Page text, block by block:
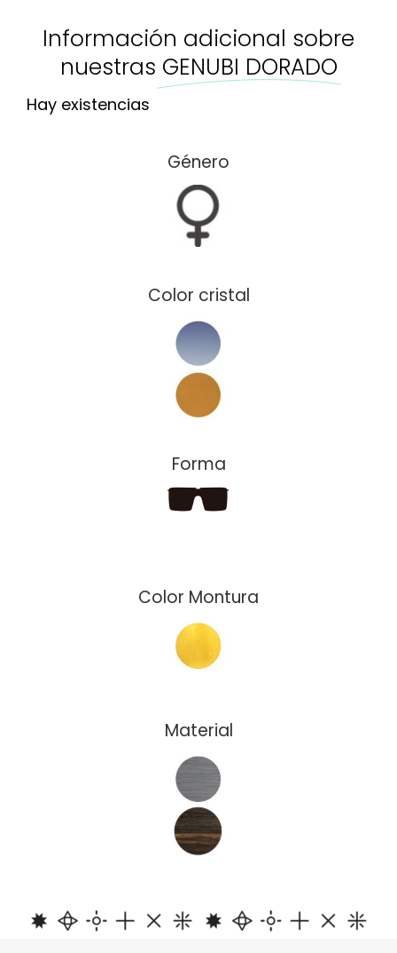
Información adicional sobre
nuestras GENUBI DORADO
Hay existencias
Género
Color cristal
Forma
Color Montura
Material